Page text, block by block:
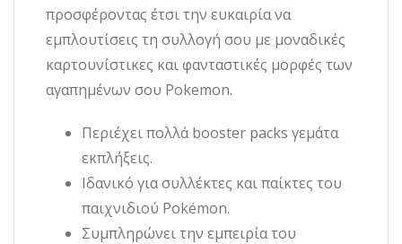
προσφέροντας έτσι την ευκαιρία να
εμπλουτίσεις τη συλλογή σου με μοναδικές
καρτουνίστικες και φανταστικές μορφές των
αγαπημένων σου Pokemon.
Περιέχει πολλά booster packs γεμάτα
εκπλήξεις.
Ιδανικό για συλλέκτες και παίκτες του
παιχνιδιού Pokémon.
Συμπληρώνει την εμπειρία του